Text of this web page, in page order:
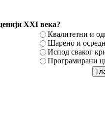
XXI века?
Квалитетни и
Шарено и
Испод сваког
Програмирани